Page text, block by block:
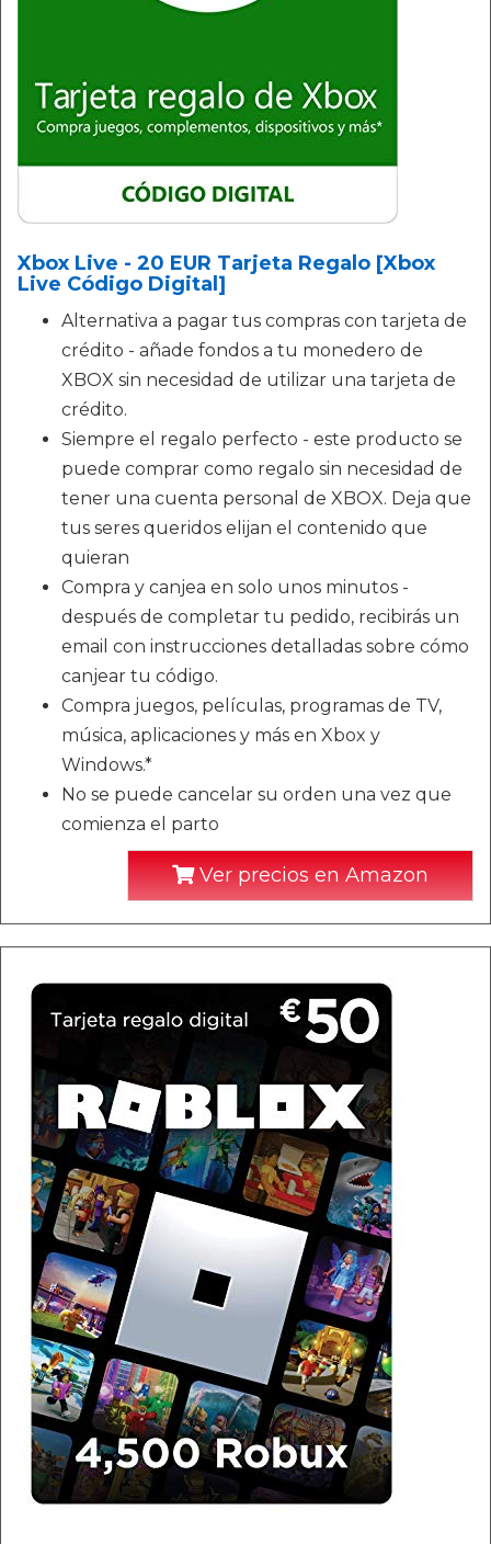
Xbox Live - 20 EUR Tarjeta Regalo [Xbox
Live Código Digital]
Alternativa a pagar tus compras con tarjeta de
crédito - añade fondos a tu monedero de
XBOX sin necesidad de utilizar una tarjeta de
crédito.
Siempre el regalo perfecto - este producto se
puede comprar como regalo sin necesidad de
tener una cuenta personal de XBOX. Deja que
tus seres queridos elijan el contenido que
quieran
Compra y canjea en solo unos minutos -
después de completar tu pedido, recibirás un
email con instrucciones detalladas sobre cómo
canjear tu código.
Compra juegos, películas, programas de TV,
música, aplicaciones y más en Xbox y
Windows.*
No se puede cancelar su orden una vez que
comienza el parto
Ver precios en Amazon